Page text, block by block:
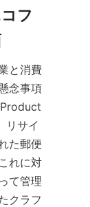
フ
と消費
念事項
リサイ
た郵便
れに対
て管理
クラフ